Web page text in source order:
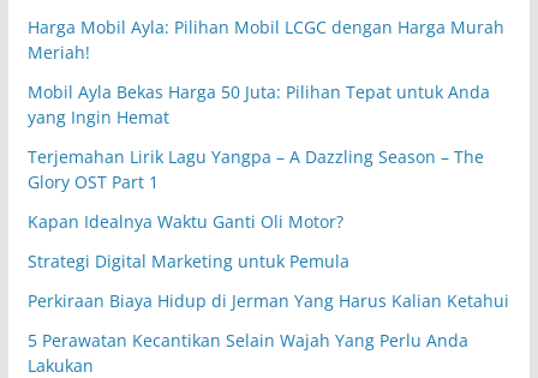
Harga Mobil Ayla: Pilihan Mobil LCGC dengan Harga Murah
Meriah!
Mobil Ayla Bekas Harga 50 Juta: Pilihan Tepat untuk Anda
yang Ingin Hemat
Terjemahan Lirik Lagu Yangpa – A Dazzling Season – The
Glory OST Part 1
Kapan Idealnya Waktu Ganti Oli Motor?
Strategi Digital Marketing untuk Pemula
Perkiraan Biaya Hidup di Jerman Yang Harus Kalian Ketahui
5 Perawatan Kecantikan Selain Wajah Yang Perlu Anda
Lakukan